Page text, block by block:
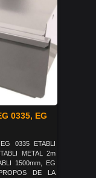
0335, EG
0335 ETABLI
METAL 2m
1500mm, EG
DE LA